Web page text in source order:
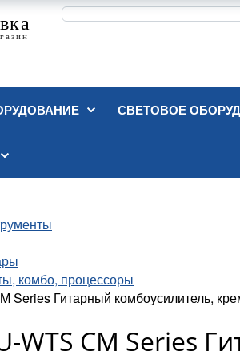
СВЕТОВОЕ
комбо, процессоры
Series Гитарный комбоусилитель,
WTS CM Series